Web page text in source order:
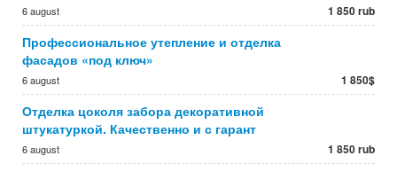
6 august 1 850 rub
Профессиональное утепление и отделка
фасадов «под ключ»
6 august 1 850$
Отделка цоколя забора декоративной
штукатуркой. Качественно и с гарант
6 august 1 850 rub